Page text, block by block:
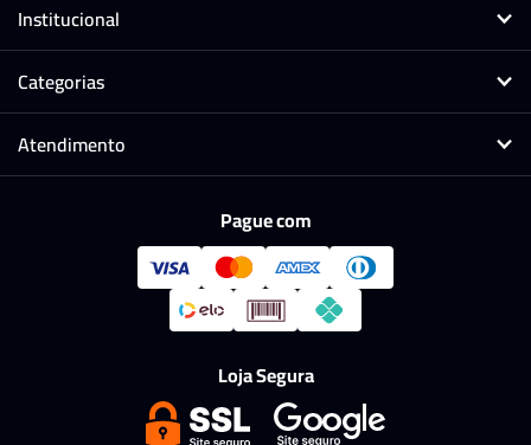
Institucional
Categorias
Atendimento
Pague com
Loja Segura